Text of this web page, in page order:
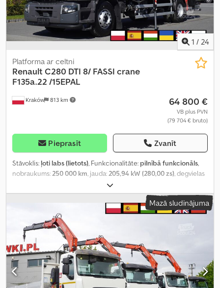
1 / 24
Kraków 813 km
Platforma ar celtni
Renault C280 DTI 8/ FASSI crane
F135a.22 /15EPAL
64 800 €
VB plus PVN
(79 704 € bruto)
Pieprasīt Zvanīt
Stāvoklis: ļoti labs (lietots), Funkcionalitāte: pilnībā funkcionāls,
nobraukums:250 000 km, jauda:205,94 kW (280,00 zs), degvielas
, tukšais svars:
kravnesība:8 030 kg, kopējais svars:19 000 kg, asu konfigurācija:
, vadītāja kabīne:dienas kabīne, pārnesuma veids:
, emisijas klase: Euro 6, krautuves garums:6 200 mm,
iekraušanas vietas platums:
augstums:
600 mm, Ražošanas gads:
Tahogrāfs, celtnis, diferenciāļa bloķētājs, gaisa
kondicionēšana, kruīza kontrole,
Mazā sludinājuma